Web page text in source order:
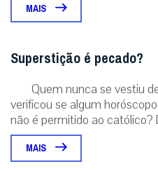
MAIS
Superstição é pecado?
Quem nunca se vestiu
verificou se algum
não é permitido ao católico?
MAIS